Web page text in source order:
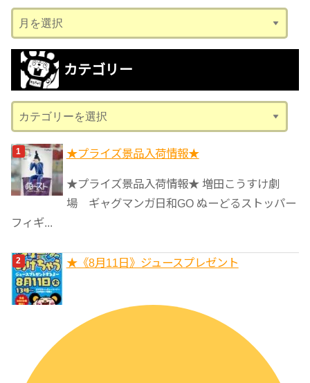
ー
カ
ブ
カテゴリー
テ
ゴ
リ
ー
★プライズ景品入荷情報★
★プライズ景品入荷情報★ 増田こうすけ劇
場 ギャグマンガ日和GO ぬーどるストッパー
フィギ...
★《8月11日》ジュースプレゼント